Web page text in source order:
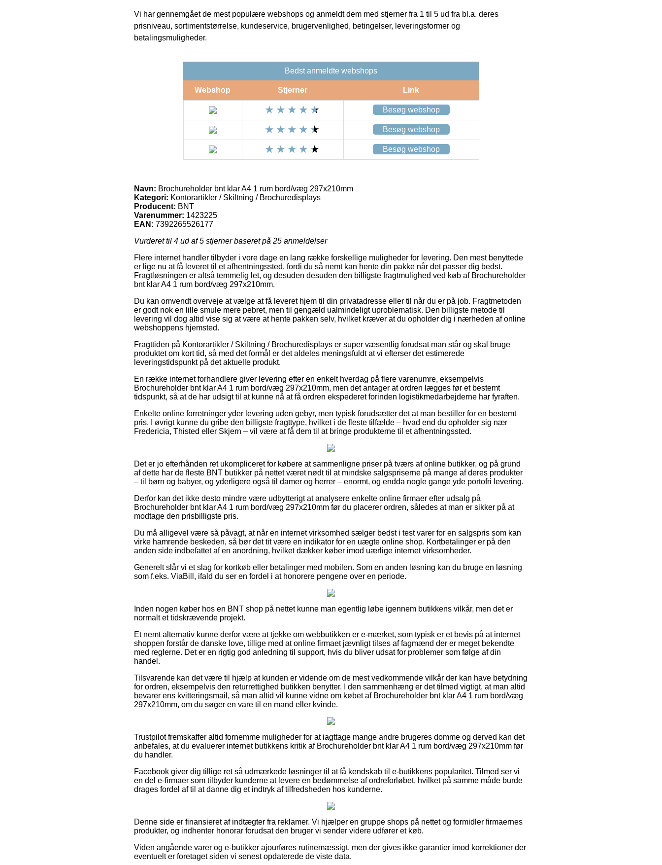
Vi har gennemgået de mest populære webshops og anmeldt dem med stjerner fra 1 til 5 ud fra bl.a. deres
prisniveau, sortimentstørrelse, kundeservice, brugervenlighed, betingelser, leveringsformer og
betalingsmuligheder.
Bedst anmeldte webshops
Webshop Stjerner Link
Besøg webshop
Besøg webshop
Besøg webshop
Navn: Brochureholder bnt klar A4 1 rum bord/væg 297x210mm
Kategori: Kontorartikler / Skiltning / Brochuredisplays
Producent: BNT
Varenummer: 1423225
EAN: 7392265526177
Vurderet til 4 ud af 5 stjerner baseret på 25 anmeldelser
Flere internet handler tilbyder i vore dage en lang række forskellige muligheder for levering. Den mest benyttede
er lige nu at få leveret til et afhentningssted, fordi du så nemt kan hente din pakke når det passer dig bedst.
Fragtløsningen er altså temmelig let, og desuden desuden den billigste fragtmulighed ved køb af Brochureholder
bnt klar A4 1 rum bord/væg 297x210mm.
Du kan omvendt overveje at vælge at få leveret hjem til din privatadresse eller til når du er på job. Fragtmetoden
er godt nok en lille smule mere pebret, men til gengæld ualmindeligt uproblematisk. Den billigste metode til
levering vil dog altid vise sig at være at hente pakken selv, hvilket kræver at du opholder dig i nærheden af online
webshoppens hjemsted.
Fragttiden på Kontorartikler / Skiltning / Brochuredisplays er super væsentlig forudsat man står og skal bruge
produktet om kort tid, så med det formål er det aldeles meningsfuldt at vi efterser det estimerede
leveringstidspunkt på det aktuelle produkt.
En række internet forhandlere giver levering efter en enkelt hverdag på flere varenumre, eksempelvis
Brochureholder bnt klar A4 1 rum bord/væg 297x210mm, men det antager at ordren lægges før et bestemt
tidspunkt, så at de har udsigt til at kunne nå at få ordren ekspederet forinden logistikmedarbejderne har fyraften.
Enkelte online forretninger yder levering uden gebyr, men typisk forudsætter det at man bestiller for en bestemt
pris. I øvrigt kunne du gribe den billigste fragttype, hvilket i de fleste tilfælde – hvad end du opholder sig nær
Fredericia, Thisted eller Skjern – vil være at få dem til at bringe produkterne til et afhentningssted.
Det er jo efterhånden ret ukompliceret for købere at sammenligne priser på tværs af online butikker, og på grund
af dette har de fleste BNT butikker på nettet været nødt til at mindske salgspriserne på mange af deres produkter
– til børn og babyer, og yderligere også til damer og herrer – enormt, og endda nogle gange yde portofri levering.
Derfor kan det ikke desto mindre være udbytterigt at analysere enkelte online firmaer efter udsalg på
Brochureholder bnt klar A4 1 rum bord/væg 297x210mm før du placerer ordren, således at man er sikker på at
modtage den prisbilligste pris.
Du må alligevel være så påvagt, at når en internet virksomhed sælger bedst i test varer for en salgspris som kan
virke hamrende beskeden, så bør det tit være en indikator for en uægte online shop. Kortbetalinger er på den
anden side indbefattet af en anordning, hvilket dækker køber imod uærlige internet virksomheder.
Generelt slår vi et slag for kortkøb eller betalinger med mobilen. Som en anden løsning kan du bruge en løsning
som f.eks. ViaBill, ifald du ser en fordel i at honorere pengene over en periode.
Inden nogen køber hos en BNT shop på nettet kunne man egentlig løbe igennem butikkens vilkår, men det er
normalt et tidskrævende projekt.
Et nemt alternativ kunne derfor være at tjekke om webbutikken er e-mærket, som typisk er et bevis på at internet
shoppen forstår de danske love, tillige med at online firmaet jævnligt tilses af fagmænd der er meget bekendte
med reglerne. Det er en rigtig god anledning til support, hvis du bliver udsat for problemer som følge af din
handel.
Tilsvarende kan det være til hjælp at kunden er vidende om de mest vedkommende vilkår der kan have betydning
for ordren, eksempelvis den returrettighed butikken benytter. I den sammenhæng er det tilmed vigtigt, at man altid
bevarer ens kvitteringsmail, så man altid vil kunne vidne om købet af Brochureholder bnt klar A4 1 rum bord/væg
297x210mm, om du søger en vare til en mand eller kvinde.
Trustpilot fremskaffer altid fornemme muligheder for at iagttage mange andre brugeres domme og derved kan det
anbefales, at du evaluerer internet butikkens kritik af Brochureholder bnt klar A4 1 rum bord/væg 297x210mm før
du handler.
Facebook giver dig tillige ret så udmærkede løsninger til at få kendskab til e-butikkens popularitet. Tilmed ser vi
en del e-firmaer som tilbyder kunderne at levere en bedømmelse af ordreforløbet, hvilket på samme måde burde
drages fordel af til at danne dig et indtryk af tilfredsheden hos kunderne.
Denne side er finansieret af indtægter fra reklamer. Vi hjælper en gruppe shops på nettet og formidler firmaernes
produkter, og indhenter honorar forudsat den bruger vi sender videre udfører et køb.
Viden angående varer og e-butikker ajourføres rutinemæssigt, men der gives ikke garantier imod korrektioner der
eventuelt er foretaget siden vi senest opdaterede de viste data.